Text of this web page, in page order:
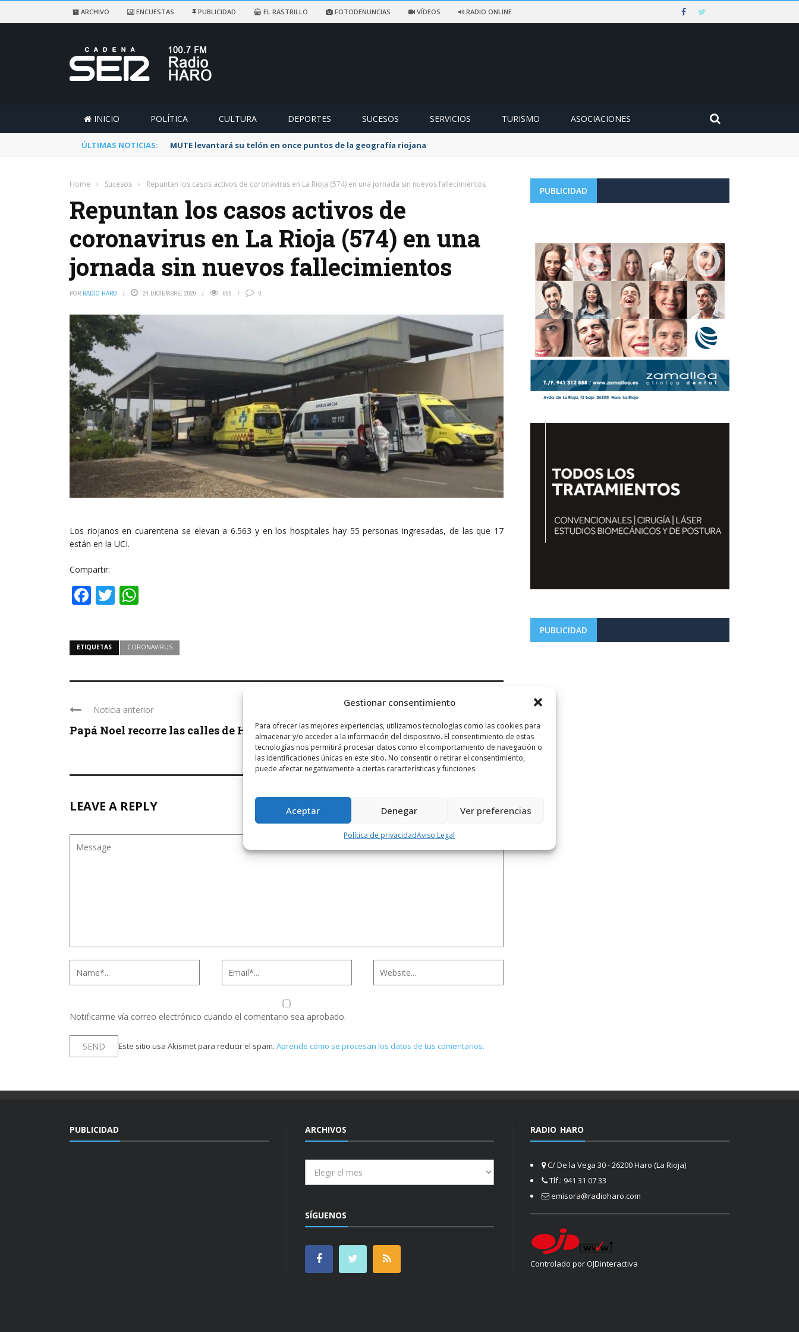
Gestionar consentimiento
Para ofrecer las mejores experiencias, utilizamos tecnologías como las cookies para
almacenar y/o acceder a la información del dispositivo. El consentimiento de estas
tecnologías nos permitirá procesar datos como el comportamiento de navegación o
las identificaciones únicas en este sitio. No consentir o retirar el consentimiento,
puede afectar negativamente a ciertas características y funciones.
Aceptar Denegar Ver preferencias
Política de privacidadAviso Legal
ARCHIVO ENCUESTAS PUBLICIDAD EL RASTRILLO FOTODENUNCIAS VÍDEOS RADIO ONLINE
INICIO POLÍTICA CULTURA DEPORTES SUCESOS SERVICIOS TURISMO ASOCIACIONES
ÚLTIMAS NOTICIAS: Rescatado un ciclista accidentado en un sendero de Ezcaray
Home › Sucesos › Repuntan los casos activos de coronavirus en La Rioja (574) en una jornada sin nuevos fallecimientos
Repuntan los casos activos de
coronavirus en La Rioja (574) en una
jornada sin nuevos fallecimientos
POR RADIO HARO 24 DICIEMBRE, 2020 668 0
Los riojanos en cuarentena se elevan a 6.563 y en los hospitales hay 55 personas ingresadas, de las que 17
están en la UCI.
Compartir:
Facebook
Twitter
ETIQUETAS CORONAVIRUS
Noticia anterior
Papá Noel recorre las calles de Haro ... Los Bomberos actúan en un conato de ...
LEAVE A REPLY
Notificarme vía correo electrónico cuando el comentario sea aprobado.
Este sitio usa Akismet para reducir el spam. Aprende cómo se procesan los datos de tus comentarios.
PUBLICIDAD
PUBLICIDAD
PUBLICIDAD ARCHIVOS
SÍGUENOS
RADIO HARO
C/ De la Vega 30 - 26200 Haro (La Rioja)
Tlf.: 941 31 07 33
emisora@radioharo.com
Controlado por OJDinteractiva